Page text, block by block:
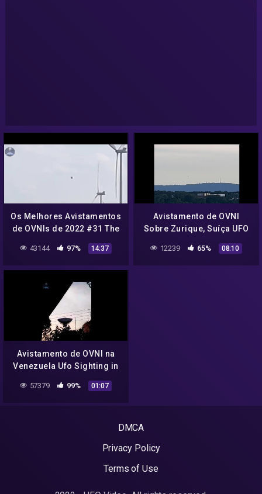
Os Melhores Avistamentos
de OVNIs de 2022 #31 The
#31
43144 97% 14:37
Avistamento de OVNI
Sobre Zurique, Suíça UFO
Switzerland
12239 65% 08:10
Avistamento de OVNI na
Venezuela Ufo Sighting in
57379 99% 01:07
DMCA
Privacy Policy
Terms of Use